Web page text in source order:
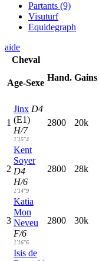
Partants (9)
Visuturf
Equidegraph
aide
Cheval
Age-Sexe
Hand. Gains
1
Jinx D4
(E1)
H/7
1'15"4
2800 20k
2
Kent
Soyer
D4
H/6
1'14"9
2800 28k
3
Katia
Mon
Neveu
F/6
1'16"6
2800 30k
Isis de